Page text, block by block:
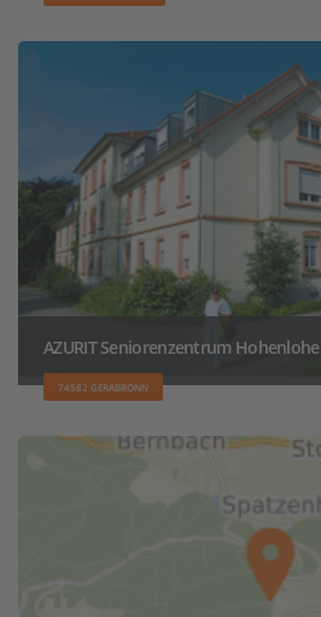
AZURIT Seniorenzentrum Hohenlohe
74582 GERABRONN